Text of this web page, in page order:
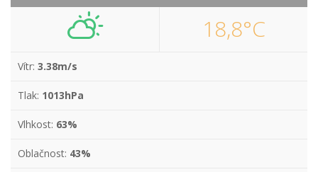
18,8°C
Vítr: 3.38m/s
Tlak: 1013hPa
Vlhkost: 63%
Oblačnost: 43%